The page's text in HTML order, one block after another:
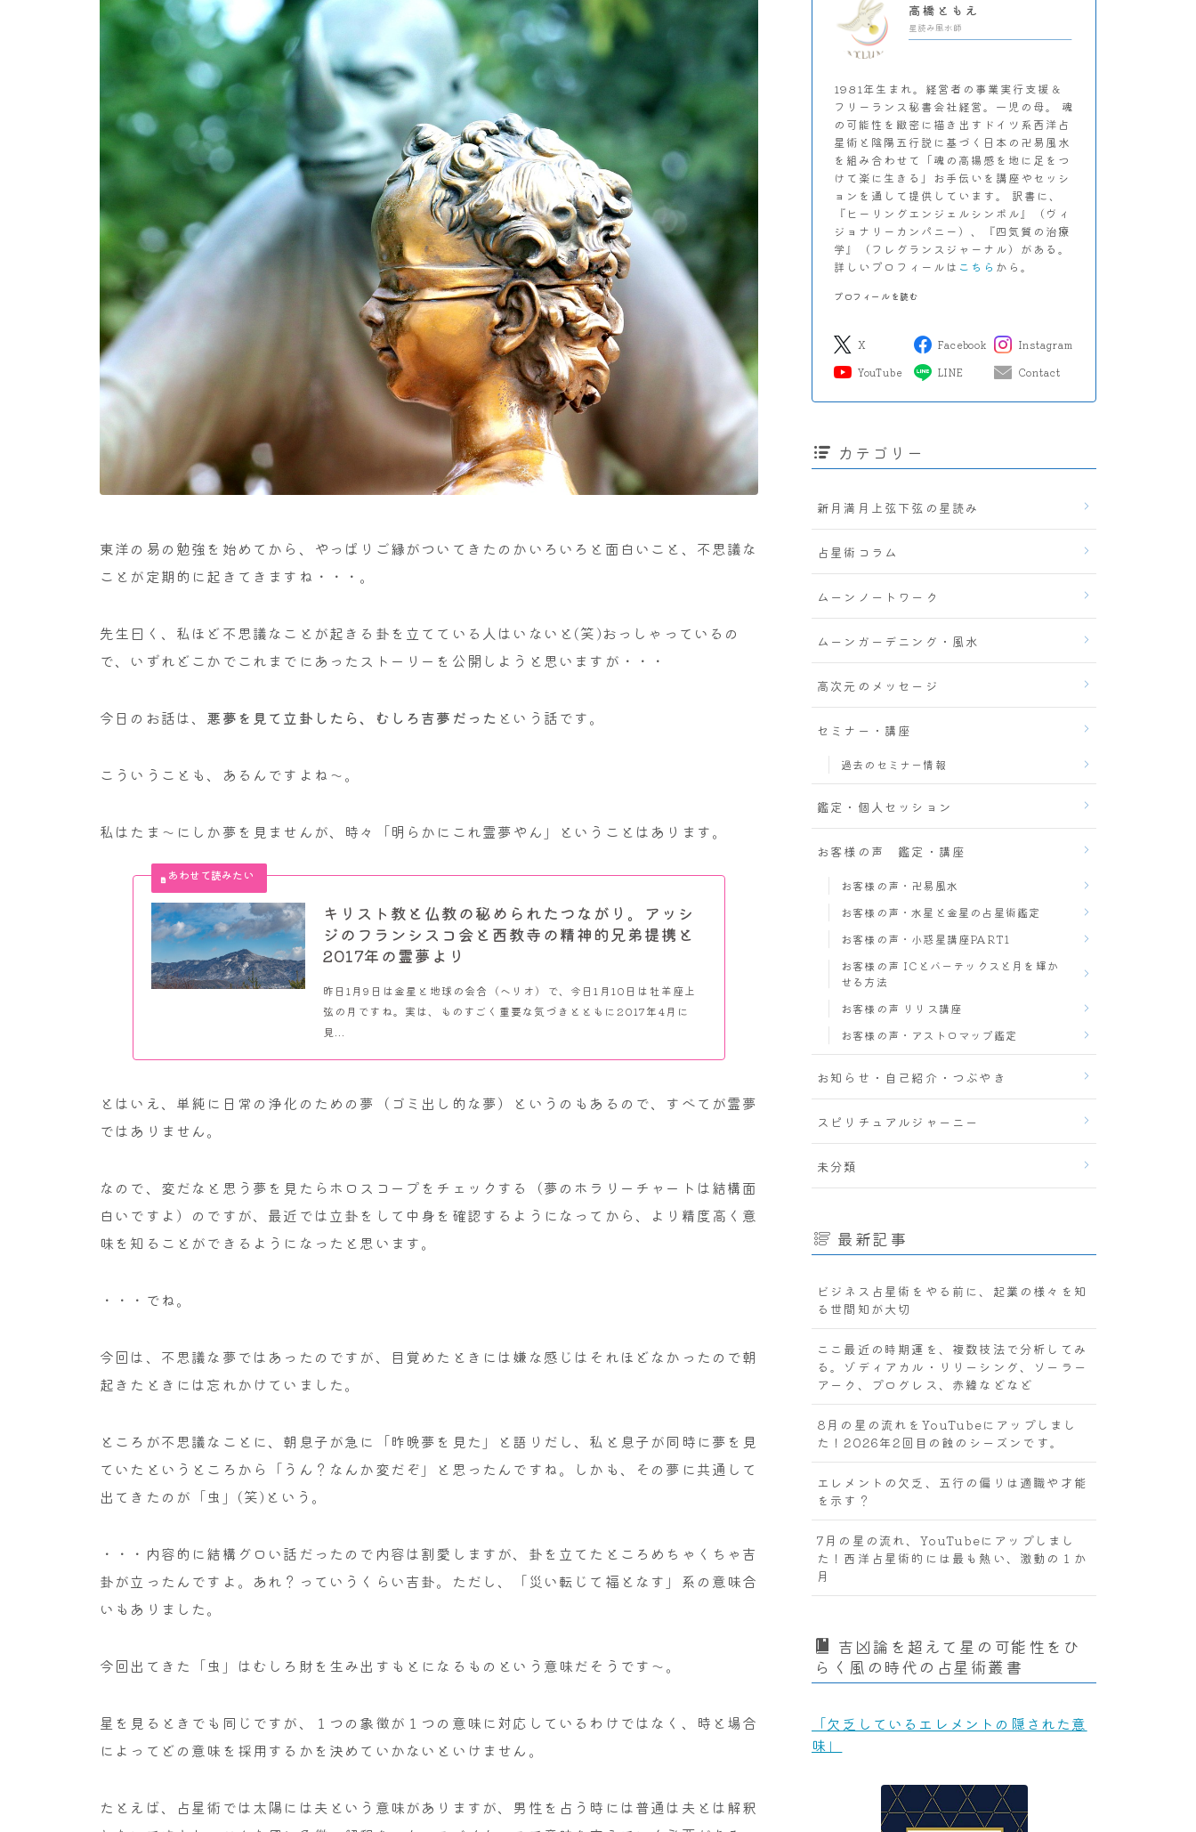
東洋の易の勉強を始めてから、やっぱりご縁がついてきたのかいろいろと面白いこと、不思議な
ことが定期的に起きてきますね・・・。
先生曰く、私ほど不思議なことが起きる卦を立てている人はいないと(笑)おっしゃっているの
で、いずれどこかでこれまでにあったストーリーを公開しようと思いますが・・・
今日のお話は、 悪夢を見て立卦したら、むしろ吉夢だった という話です。
こういうことも、あるんですよね～。
私はたま～にしか夢を見ませんが、時々「明らかにこれ霊夢やん」ということはあります。
キリスト教と仏教の秘められたつながり。アッシ
ジのフランシスコ会と西教寺の精神的兄弟提携と
2017年の霊夢より
昨日1月9日は金星と地球の会合（ヘリオ）で、今日1月10日は牡羊座上
弦の月ですね。実は、ものすごく重要な気づきとともに2017年4月に
見...
とはいえ、単純に日常の浄化のための夢（ゴミ出し的な夢）というのもあるので、すべてが霊夢
ではありません。
なので、変だなと思う夢を見たらホロスコープをチェックする（夢のホラリーチャートは結構面
白いですよ）のですが、最近では立卦をして中身を確認するようになってから、より精度高く意
味を知ることができるようになったと思います。
・・・でね。
今回は、不思議な夢ではあったのですが、目覚めたときには嫌な感じはそれほどなかったので朝
起きたときには忘れかけていました。
ところが不思議なことに、朝息子が急に「昨晩夢を見た」と語りだし、私と息子が同時に夢を見
ていたというところから「うん？なんか変だぞ」と思ったんですね。しかも、その夢に共通して
出てきたのが「虫」(笑)という。
・・・内容的に結構グロい話だったので内容は割愛しますが、卦を立てたところめちゃくちゃ吉
卦が立ったんですよ。あれ？っていうくらい吉卦。ただし、「災い転じて福となす」系の意味合
いもありました。
今回出てきた「虫」はむしろ財を生み出すもとになるものという意味だそうです～。
星を見るときでも同じですが、１つの象徴が１つの意味に対応しているわけではなく、時と場合
によってどの意味を採用するかを決めていかないといけません。
たとえば、占星術では太陽には夫という意味がありますが、男性を占う時には普通は夫とは解釈
高橋ともえ
星読み風水師
1981年生まれ。経営者の事業実行支援＆
フリーランス秘書会社経営。一児の母。 魂
の可能性を緻密に描き出すドイツ系西洋占
星術と陰陽五行説に基づく日本の卍易風水
を組み合わせて「魂の高揚感を地に足をつ
けて楽に生きる」お手伝いを講座やセッシ
ョンを通して提供しています。 訳書に、
『ヒーリングエンジェルシンボル』（ヴィ
ジョナリーカンパニー）、『四気質の治療
学』（フレグランスジャーナル）がある。
詳しいプロフィールは こちら から。
プロフィールを読む
X Facebook
Instagram
YouTube
LINE Contact
カテゴリー
新月満月上弦下弦の星読み
占星術コラム
ムーンノートワーク
ムーンガーデニング・風水
高次元のメッセージ
セミナー・講座
過去のセミナー情報
鑑定・個人セッション
お客様の声 鑑定・講座
お客様の声・卍易風水
お客様の声・水星と金星の占星術鑑定
お客様の声・小惑星講座PART1
お客様の声 ICとバーテックスと月を輝か
せる方法
お客様の声 リリス講座
お客様の声・アストロマップ鑑定
お知らせ・自己紹介・つぶやき
スピリチュアルジャーニー
未分類
最新記事
ビジネス占星術をやる前に、起業の様々を知
る世間知が大切
ここ最近の時期運を、複数技法で分析してみ
る。ゾディアカル・リリーシング、ソーラー
アーク、プログレス、赤緯などなど
8月の星の流れをYouTubeにアップしまし
た！2026年2回目の蝕のシーズンです。
エレメントの欠乏、五行の偏りは適職や才能
を示す？
7月の星の流れ、YouTubeにアップしまし
た！西洋占星術的には最も熱い、激動の１か
月
吉凶論を超えて星の可能性をひ
らく風の時代の占星術叢書
「欠乏しているエレメントの隠された意
味」